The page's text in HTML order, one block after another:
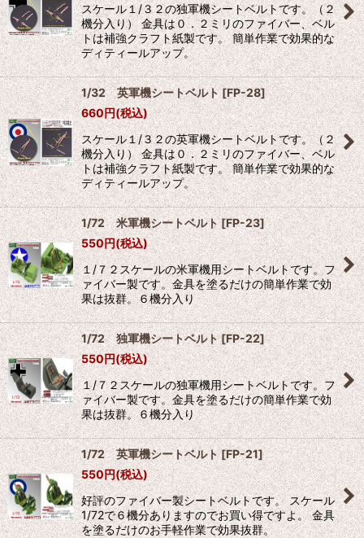
スケール１/３２の独軍機シートベルトです。（２
機分入り） 金具は０．２ミリのファイバー、ベル
トは補強クラフト紙製です。 簡単作業で効果的な
ディティールアップ。
1/32 英軍機シートベルト [FP-28]
660円(税込)
スケール１/３２の英軍機シートベルトです。（２
機分入り） 金具は０．２ミリのファイバー、ベル
トは補強クラフト紙製です。 簡単作業で効果的な
ディティールアップ。
1/72 米軍機シートベルト [FP-23]
550円(税込)
１/７２スケールの米軍機用シートベルトです。フ
ァイバー製です。金具を塗るだけの簡単作業で効
果は抜群。６機分入り
1/72 独軍機シートベルト[FP-22]
550円(税込)
１/７２スケールの独軍機用シートベルトです。フ
ァイバー製です。金具を塗るだけの簡単作業で効
果は抜群。６機分入り
1/72 英軍機シートベルト [FP-21]
550円(税込)
好評のファイバー製シートベルトです。 スケール
1/72で６機分ありますのでお買い得ですよ。 金具
を塗るだけのお手軽作業で効果抜群。